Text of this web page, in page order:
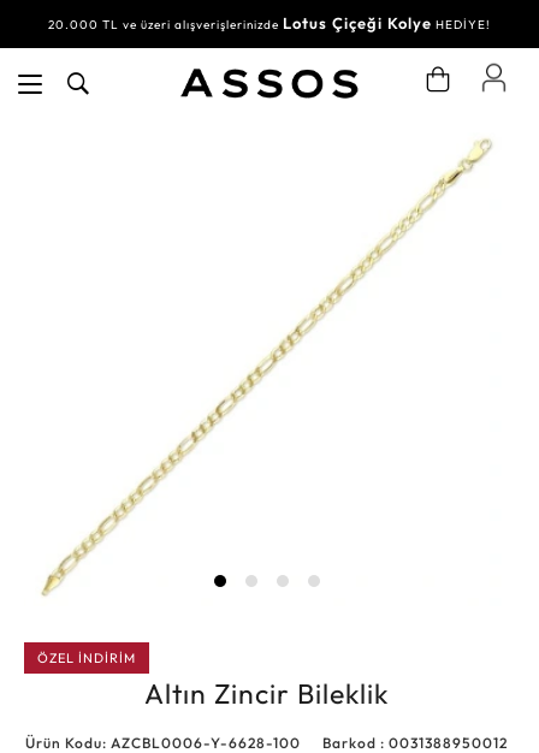
20.000 TL ve üzeri alışverişlerinizde Lotus Çiçeği Kolye HEDİYE!
ÖZEL İNDİRİM
Altın Zincir Bileklik
Ürün Kodu: AZCBL0006-Y-6628-100 Barkod : 0031388950012